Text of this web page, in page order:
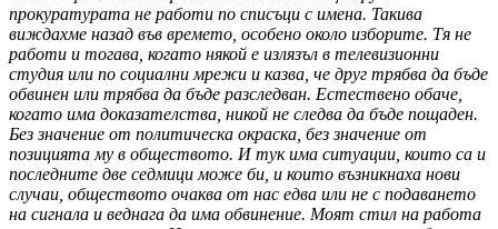
прокуратурата не работи по списъци с имена. Такива
виждахме назад във времето, особено около изборите. Тя не
работи и тогава, когато някой е излязъл в телевизионни
студия или по социални мрежи и казва, че друг трябва да бъде
обвинен или трябва да бъде разследван. Естествено обаче,
когато има доказателства, никой не следва да бъде пощаден.
Без значение от политическа окраска, без значение от
позицията му в обществото. И тук има ситуации, които са и
последните две седмици може би, и които възникнаха нови
случаи, обществото очаква от нас едва или не с подаването
на сигнала и веднага да има обвинение. Моят стил на работа